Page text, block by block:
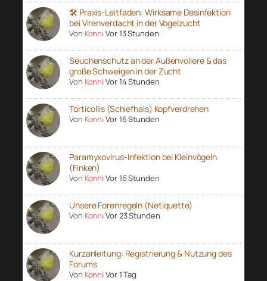
🛠️ Praxis-Leitfaden: Wirksame Desinfektion
bei Virenverdacht in der Vogelzucht
Von Konni Vor 13 Stunden
Seuchenschutz an der Außenvoliere & das
große Schweigen in der Zucht
Von Konni Vor 14 Stunden
Torticollis (Schiefhals) Kopfverdrehen
Von Konni Vor 16 Stunden
Paramyxovirus-Infektion bei Kleinvögeln
(Finken)
Von Konni Vor 16 Stunden
Unsere Forenregeln (Netiquette)
Von Konni Vor 23 Stunden
Kurzanleitung: Registrierung & Nutzung des
Forums
Von Konni Vor 1 Tag